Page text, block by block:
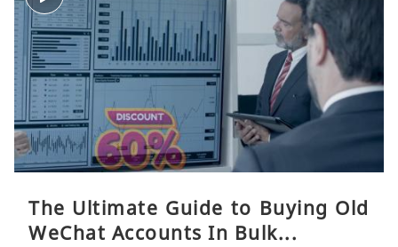
The Ultimate Guide to Buying Old
WeChat Accounts In Bulk...